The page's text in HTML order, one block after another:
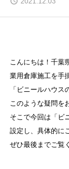
こんにちは！千葉
業用倉庫施工を手
「ビニールハウス
このような疑問を
そこで今回は「ビ
設定し、具体的に
ぜひ最後までご覧